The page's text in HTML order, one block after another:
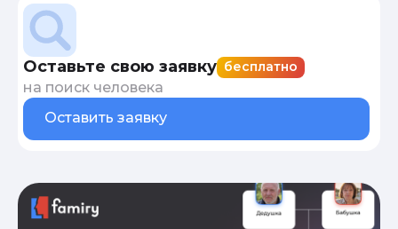
Оставьте свою заявку бесплатно
на поиск человека
Оставить заявку